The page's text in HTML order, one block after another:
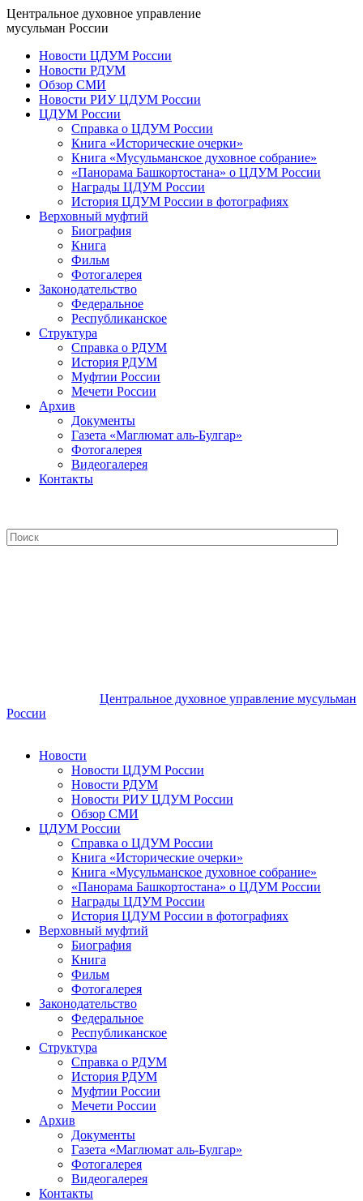
Центральное духовное управление
мусульман России
Новости ЦДУМ России
Новости РДУМ
Обзор СМИ
Новости РИУ ЦДУМ России
ЦДУМ России
Справка о ЦДУМ России
Книга «Исторические очерки»
Книга «Мусульманское духовное собрание»
«Панорама Башкортостана» о ЦДУМ России
Награды ЦДУМ России
История ЦДУМ России в фотографиях
Верховный муфтий
Биография
Книга
Фильм
Фотогалерея
Законодательство
Федеральное
Республиканское
Структура
Справка о РДУМ
История РДУМ
Муфтии России
Мечети России
Архив
Документы
Газета «Маглюмат аль-Булгар»
Фотогалерея
Видеогалерея
Контакты
Центральное духовное управление мусульман
России
Новости
Новости ЦДУМ России
Новости РДУМ
Новости РИУ ЦДУМ России
Обзор СМИ
ЦДУМ России
Справка о ЦДУМ России
Книга «Исторические очерки»
Книга «Мусульманское духовное собрание»
«Панорама Башкортостана» о ЦДУМ России
Награды ЦДУМ России
История ЦДУМ России в фотографиях
Верховный муфтий
Биография
Книга
Фильм
Фотогалерея
Законодательство
Федеральное
Республиканское
Структура
Справка о РДУМ
История РДУМ
Муфтии России
Мечети России
Архив
Документы
Газета «Маглюмат аль-Булгар»
Фотогалерея
Видеогалерея
Контакты